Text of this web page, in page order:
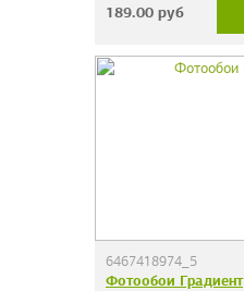
189.00руб
6467418974_5
Фотообои Градиент